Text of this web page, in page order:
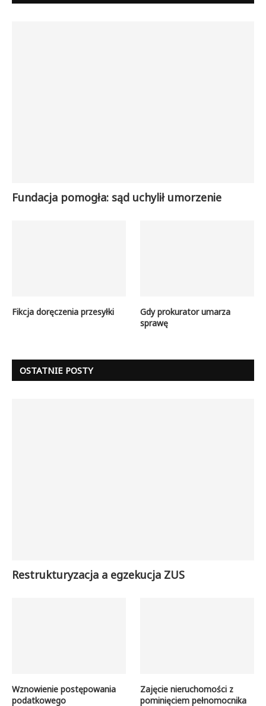
Fundacja pomogła: sąd uchylił umorzenie
Fikcja doręczenia przesyłki
Gdy prokurator umarza
sprawę
OSTATNIE POSTY
Restrukturyzacja a egzekucja ZUS
Wznowienie postępowania
podatkowego
Zajęcie nieruchomości z
pominięciem pełnomocnika